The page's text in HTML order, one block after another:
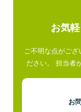
お気
ご不明な点がござ
ださい。 担当者
お